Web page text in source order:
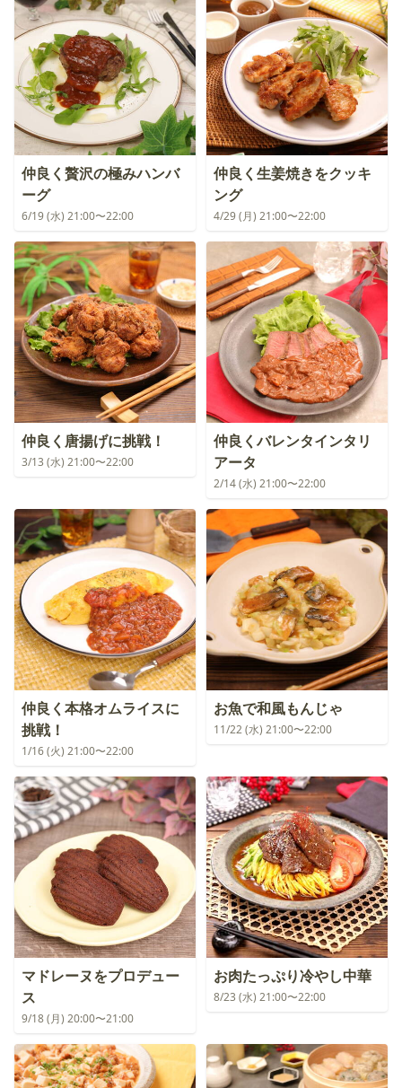
仲良く贅沢の極みハンバ
ーグ
6/19 (水) 21:00〜22:00
仲良く生姜焼きをクッキ
ング
4/29 (月) 21:00〜22:00
仲良く唐揚げに挑戦！
3/13 (水) 21:00〜22:00
仲良くバレンタインタリ
アータ
2/14 (水) 21:00〜22:00
仲良く本格オムライスに
挑戦！
1/16 (火) 21:00〜22:00
お魚で和風もんじゃ
11/22 (水) 21:00〜22:00
マドレーヌをプロデュー
ス
9/18 (月) 20:00〜21:00
お肉たっぷり冷やし中華
8/23 (水) 21:00〜22:00